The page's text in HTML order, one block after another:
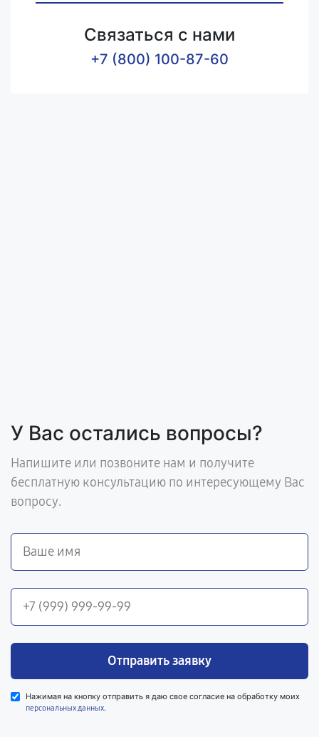
Связаться с нами
+7 (800) 100-87-60
У Вас остались вопросы?
Напишите или позвоните нам и получите
бесплатную консультацию по интересующему Вас
вопросу.
Отправить заявку
Нажимая на кнопку отправить я даю свое согласие на обработку моих
персональных данных.